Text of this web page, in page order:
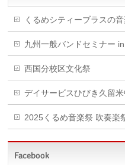
くるめシティーブラスの
九州一般バンドセミナー
西国分校区文化祭
デイサービスひびき久留
2025くるめ音楽祭 吹奏楽
Facebook